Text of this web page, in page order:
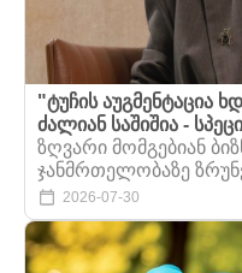
"ტუჩის აუგმენტაცია
ძალიან საშიშია -
ზღვარი მომგებიან
ჯანმრთელობაზე
2026-07-30